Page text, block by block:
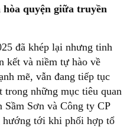
quyện giữa truyền
đã khép lại nhưng tinh
kết và niềm tự hào về
mẽ, vẫn đang tiếp tục
những mục tiêu quan
Sơn và Công ty CP
hướng tới khi phối hợp tổ